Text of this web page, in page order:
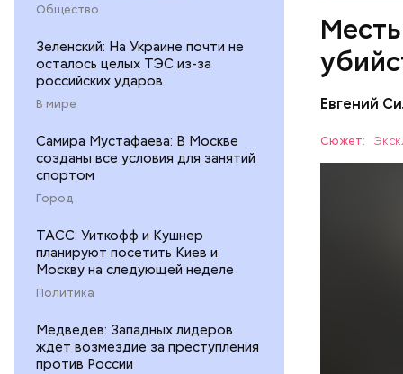
Общество
Зеленский: На Украине почти не
осталось целых ТЭС из-за
российских ударов
В мире
Самира Мустафаева: В Москве
созданы все условия для занятий
спортом
Город
ТАСС: Уиткофф и Кушнер
планируют посетить Киев и
Москву на следующей неделе
Политика
Медведев: Западных лидеров
ждет возмездие за преступления
против России
Евгений
Сюжет:
Вечером
жилого
менее
скорую